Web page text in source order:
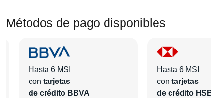
desayunos y mucho más.
Elige tu categoría de boleto favorita, selecciona el hotel que
más te guste y agrega las actividades extras que desees.
Pa'l Concierto
nos encargaremos de todo para que
vivas una grata experiencia!
Métodos de pago disponibles
Hasta 6 MSI
con tarjetas
de crédito BBVA
Hasta 6 MSI
con tarjetas
de crédito